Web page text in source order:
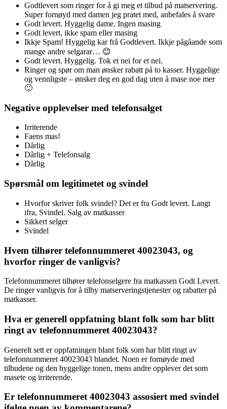
Godtlevert som ringer for å gi meg et tilbud på matservering.
Super fornøyd med damen jeg pratet med, anbefales å svare
Godt levert. Hyggelig dame. Ingen masing
Godt levert, ikke spam eller masing
Ikkje Spam! Hyggelig kar frå Godtlevert. Ikkje pågåande som
mange andre selgarar… 😊
Godt levert. Hyggelig. Tok et nei for et nei.
Ringer og spør om man ønsker rabatt på to kasser. Hyggelige
og vennligste – ønsker deg en god dag uten å mase noe mer
🙂
Negative opplevelser med telefonsalget
Irriterende
Faens mas!
Dårlig
Dårlig + Telefonsalg
Dårlig
Spørsmål om legitimetet og svindel
Hvorfor skriver folk svindel? Det er fra Godt levert. Langt
ifra, Svindel. Salg av matkasser
Sikkert selger
Svindel
Hvem tilhører telefonnummeret 40023043, og
hvorfor ringer de vanligvis?
Telefonnummeret tilhører telefonselgere fra matkassen Godt Levert.
De ringer vanligvis for å tilby matserveringstjenester og rabatter på
matkasser.
Hva er generell oppfatning blant folk som har blitt
ringt av telefonnummeret 40023043?
Generelt sett er oppfatningen blant folk som har blitt ringt av
telefonnummeret 40023043 blandet. Noen er fornøyde med
tilbudene og den hyggelige tonen, mens andre opplever det som
masete og irriterende.
Er telefonnummeret 40023043 assosiert med svindel